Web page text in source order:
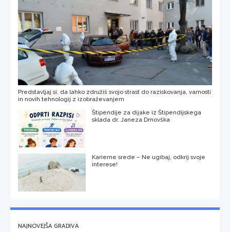
Predstavljaj si, da lahko združiš svojo strast do raziskovanja, varnosti
in novih tehnologij z izobraževanjem
Štipendije za dijake iz Štipendijskega
sklada dr. Janeza Drnovška
Karierne srede – Ne ugibaj, odkrij svoje
interese!
NAJNOVEJŠA GRADIVA